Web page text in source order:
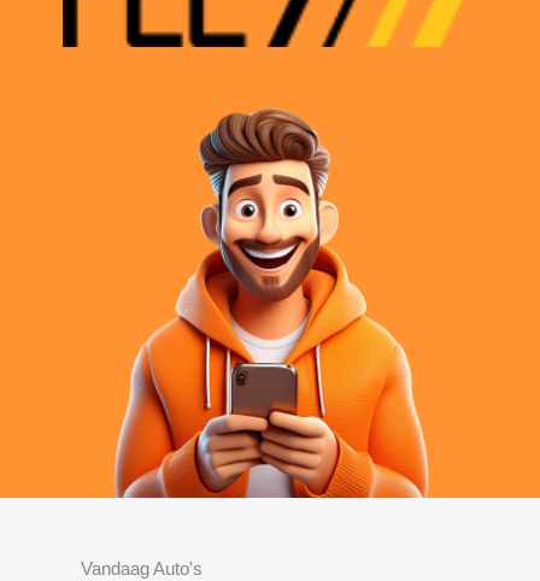
Vandaag Auto's